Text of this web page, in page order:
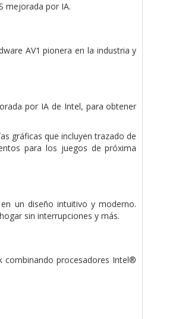
mejorada por IA.
AV1 pionera en la industria y
por IA de Intel, para obtener
gráficas que incluyen trazado de
para los juegos de próxima
un diseño intuitivo y moderno.
sin interrupciones y más.
combinando procesadores Intel®